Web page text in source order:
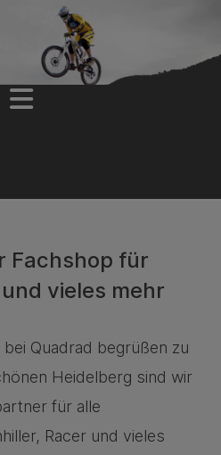
Fachshop für
vieles mehr
Quadrad begrüßen zu
Heidelberg sind wir
für alle
Racer und vieles